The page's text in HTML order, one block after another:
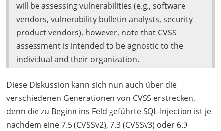
will be assessing vulnerabilities (e.g., software
vendors, vulnerability bulletin analysts, security
product vendors), however, note that CVSS
assessment is intended to be agnostic to the
individual and their organization.
Diese Diskussion kann sich nun auch über die
verschiedenen Generationen von CVSS erstrecken,
denn die zu Beginn ins Feld geführteSQL-Injection ist je
nachdem eine 7.5 (CVSSv2), 7.3 (CVSSv3) oder 6.9